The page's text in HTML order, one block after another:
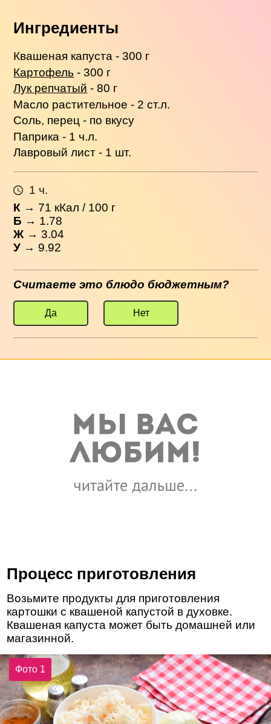
Ингредиенты
Квашеная капуста - 300 г
Картофель - 300 г
Лук репчатый - 80 г
Масло растительное - 2 ст.л.
Соль, перец - по вкусу
Паприка - 1 ч.л.
Лавровый лист - 1 шт.
1 ч.
К → 71 кКал / 100 г
Б → 1.78
Ж → 3.04
У → 9.92
Считаете это блюдо бюджетным?
Да Нет
Процесс приготовления
Возьмите продукты для приготовления
картошки с квашеной капустой в духовке.
Квашеная капуста может быть домашней или
магазинной.
Фото 1